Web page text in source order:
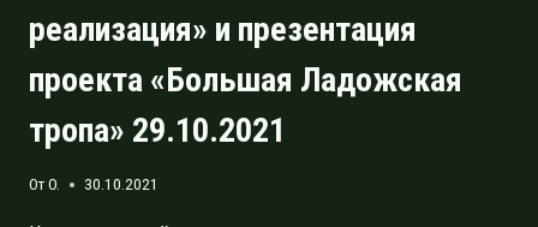
реализация» и презентация
проекта «Большая Ладожская
тропа» 29.10.2021
ОтO. 30.10.2021